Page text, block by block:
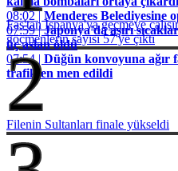
08:02 |Menderes Belediyesine
07:59 |Japonya'da aşırı
üç aslan öldü
07:54 | Düğün konvoyuna ağır
trafikten men edildi
Fas'tan İspanya'ya geçmeye
göçmenlerin sayısı 57'ye çıktı
2
Filenin Sultanları finale yükseldi